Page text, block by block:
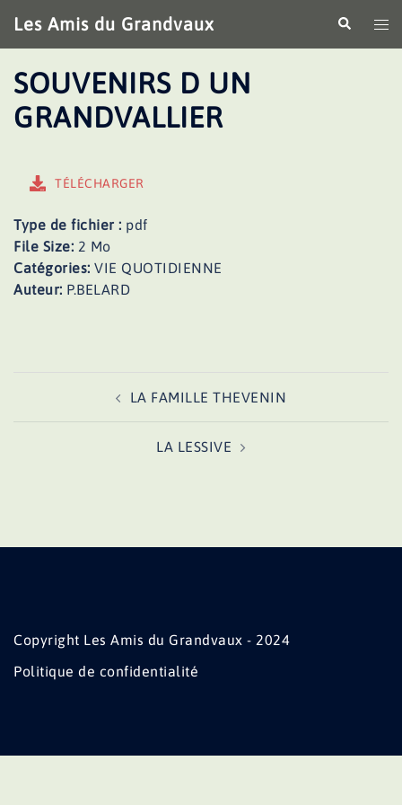
au
contenu
Les Amis du Grandvaux
le
SOUVENIRS D UN
GRANDVALLIER
TÉLÉCHARGER
Type de fichier : pdf
File Size: 2 Mo
Catégories: VIE QUOTIDIENNE
Auteur: P.BELARD
LA FAMILLE THEVENIN
LA LESSIVE
Copyright Les Amis du Grandvaux - 2024
Politique de confidentialité